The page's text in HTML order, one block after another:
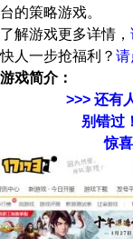
台的策略游戏。
了解游戏更多详情，
快人一步抢福利？ 请
游戏简介：
>>> 还有
别错过
惊